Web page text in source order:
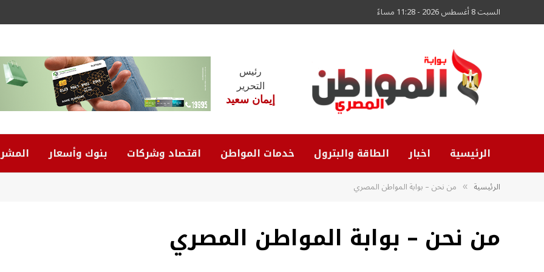
السبت 8 أغسطس 2026 - 11:28 مساءً
رئيس
التحرير
إيمان سعيد
الرئيسية اخبار الطاقة والبترول خدمات المواطن اقتصاد وشركات بنوك وأسعار
الرئيسية » من نحن – بوابة المواطن المصري
من نحن – بوابة المواطن المصري